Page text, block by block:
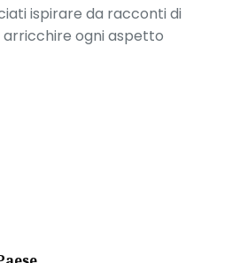
ispirare da racconti di
arricchire ogni aspetto